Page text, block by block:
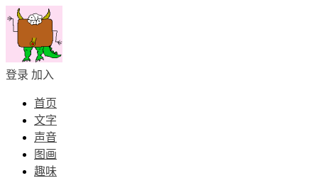
登录 加入
首页
文字
声音
图画
趣味